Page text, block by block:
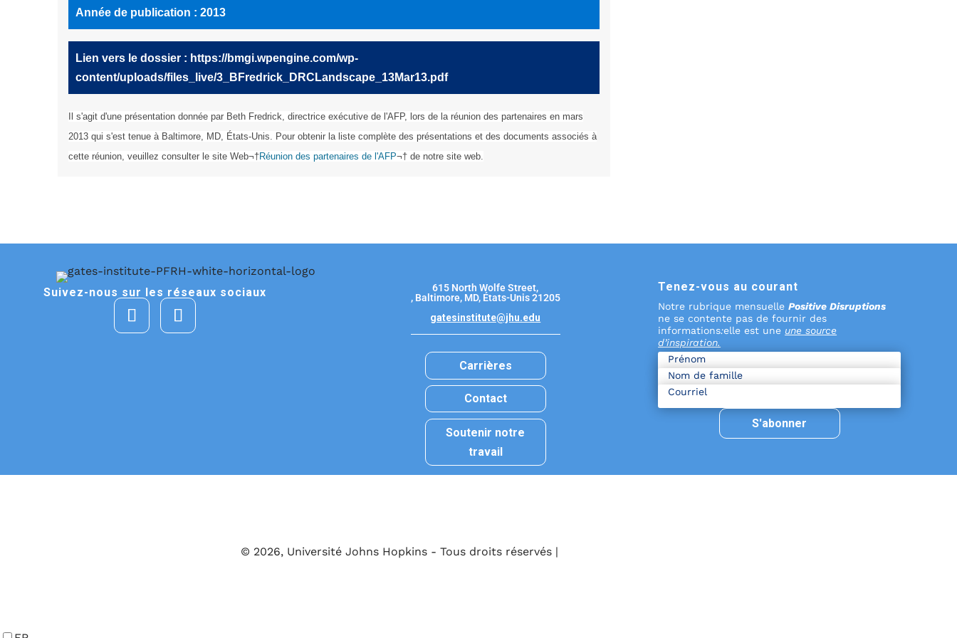
Année de publication : 2013
Lien vers le dossier : https://bmgi.wpengine.com/wp-
content/uploads/files_live/3_BFredrick_DRCLandscape_13Mar13.pdf
Il s'agit d'une présentation donnée par Beth Fredrick, directrice exécutive de l'AFP, lors de la réunion des partenaires en mars
2013 qui s'est tenue à Baltimore, MD, États-Unis. Pour obtenir la liste complète des présentations et des documents associés à
cette réunion, veuillez consulter le site Web¬†Réunion des partenaires de l'AFP¬† de notre site web.
Suivez-nous sur les réseaux sociaux
615 North Wolfe Street,
, Baltimore, MD, États-Unis 21205
gatesinstitute@jhu.edu
Carrières
Contact
Soutenir notre
travail
Tenez-vous au courant
Notre rubrique mensuellePositive Disruptions
ne se contente pas de fournir des
informations:elle est une une source
d’inspiration.
S'abonner
© 2026, Université Johns Hopkins - Tous droits réservés |